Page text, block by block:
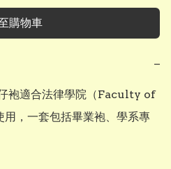
購物車
−
袍適合法律學院（Faculty of
，一套包括畢業袍、學系專